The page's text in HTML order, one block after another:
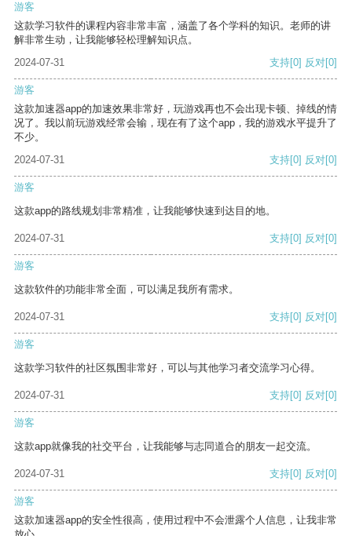
游客
这款学习软件的课程内容非常丰富，涵盖了各个学科的知识。老师的讲
解非常生动，让我能够轻松理解知识点。
2024-07-31
支持[0] 反对[0]
游客
这款加速器app的加速效果非常好，玩游戏再也不会出现卡顿、掉线的情
况了。我以前玩游戏经常会输，现在有了这个app，我的游戏水平提升了
不少。
2024-07-31
支持[0] 反对[0]
游客
这款app的路线规划非常精准，让我能够快速到达目的地。
2024-07-31 支持[0] 反对[0]
游客
这款软件的功能非常全面，可以满足我所有需求。
2024-07-31 支持[0] 反对[0]
游客
这款学习软件的社区氛围非常好，可以与其他学习者交流学习心得。
2024-07-31 支持[0] 反对[0]
游客
这款app就像我的社交平台，让我能够与志同道合的朋友一起交流。
2024-07-31 支持[0] 反对[0]
游客
这款加速器app的安全性很高，使用过程中不会泄露个人信息，让我非常